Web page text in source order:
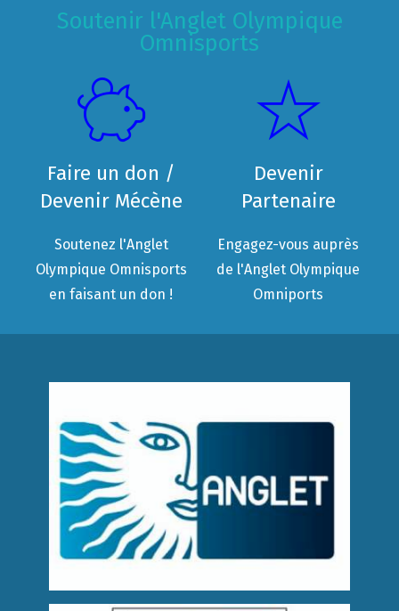
Soutenir l'Anglet Olympique
Omnisports
Faire un don /
Devenir Mécène
Soutenez l'Anglet
Olympique Omnisports
en faisant un don !
Devenir
Partenaire
Engagez-vous auprès
de l'Anglet Olympique
Omniports